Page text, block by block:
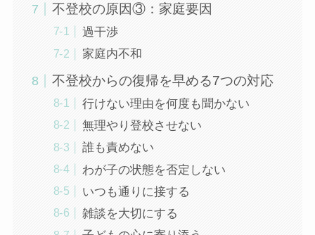
不登校の原因③：家庭要因
過干渉
家庭内不和
不登校からの復帰を早める7つの対応
行けない理由を何度も聞かない
無理やり登校させない
誰も責めない
わが子の状態を否定しない
いつも通りに接する
雑談を大切にする